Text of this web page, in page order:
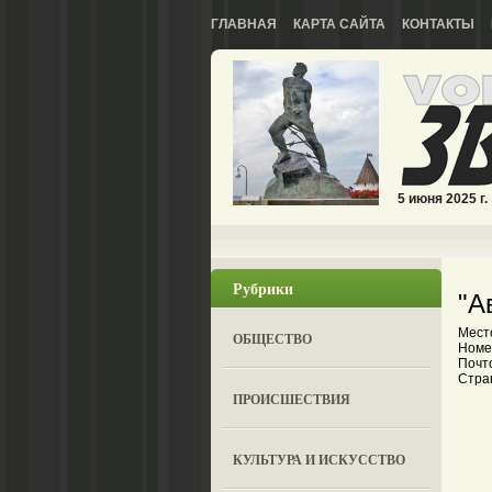
ГЛАВНАЯ КАРТА САЙТА КОНТАКТЫ
5 июня 2025 г.
Рубрики
ОБЩЕСТВО
ПРОИСШЕСТВИЯ
КУЛЬТУРА И ИСКУССТВО